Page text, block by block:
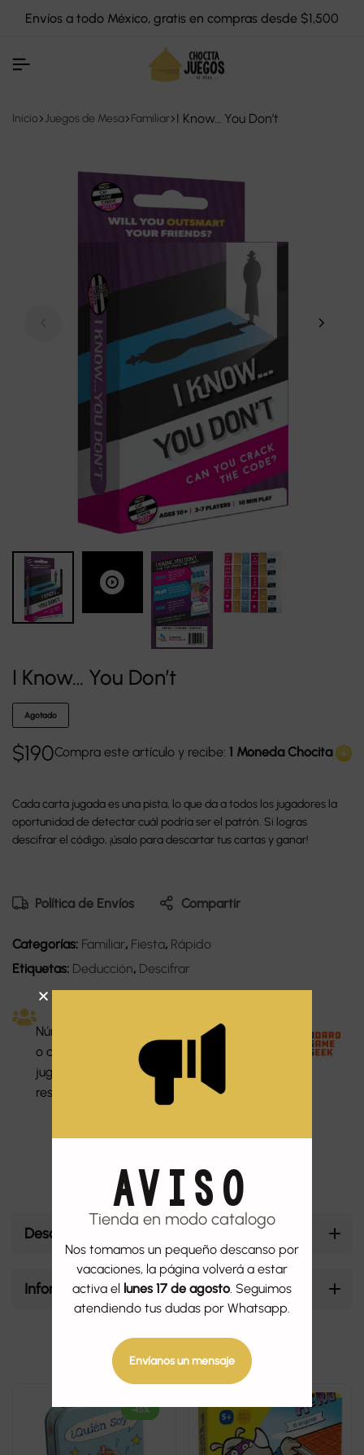
Envíos a todo México, gratis en compras desde $1,500
Inicio Juegos de Mesa Familiar I Know… You Don’t
I Know… You Don’t
Agotado
$190Compra este artículo y recibe: 1 Moneda Chocita
Cada carta jugada es una pista, lo que da a todos los jugadores la
oportunidad de detectar cuál podría ser el patrón. Si logras
descifrar el código, ¡úsalo para descartar tus cartas y ganar!
Política de Envíos Compartir
Categorías: Familiar, Fiesta, Rápido
Etiquetas: Deducción, Descifrar
Númer
o de
jugado
res: 3-7
ción:
Fácil
Descripción
Información adicional
Productos relacionados
-45%
AVISO
Tienda en modo catalogo
Nos tomamos un pequeño descanso por
vacaciones, la página volverá a estar
activa el lunes 17 de agosto. Seguimos
atendiendo tus dudas por Whatsapp.
Envíanos un mensaje